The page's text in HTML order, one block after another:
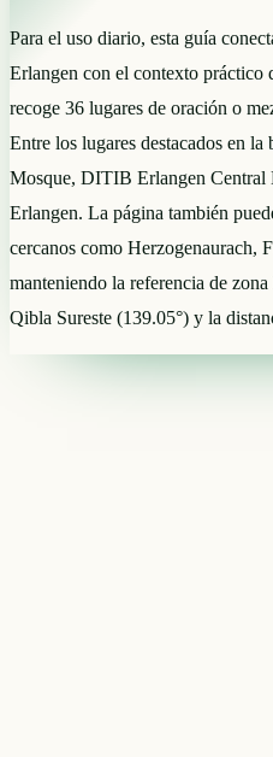
Para el uso diario, esta guía
Erlangen con el contexto práctico
recoge 36 lugares de oración o
Entre los lugares destacados en
Mosque, DITIB Erlangen Central
Erlangen. La página también
cercanos como Herzogenaurach,
manteniendo la referencia de
Qibla Sureste (139.05°) y la